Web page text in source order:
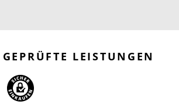
GEPRÜFTE LEISTUNGEN